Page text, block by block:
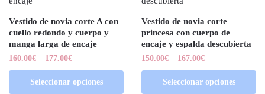
Vestido de novia corte A con
cuello redondo y cuerpo y
manga larga de encaje
160.00€ – 177.00€
Seleccionar opciones
Vestido de novia corte
princesa con cuerpo de
encaje y espalda descubierta
150.00€ – 167.00€
Seleccionar opciones